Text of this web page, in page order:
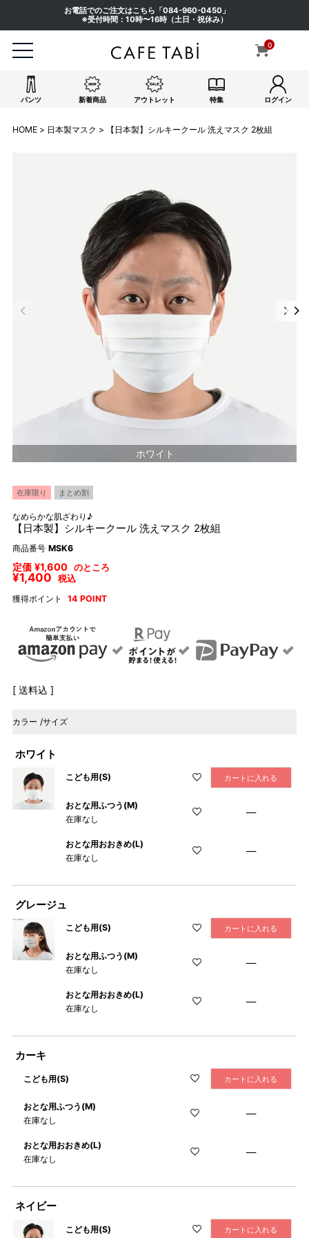
お電話でのご注文はこちら「084-960-0450 」
※受付時間：10時〜16時（土日・祝休み）
0
パンツ 新着商品 アウトレット 特集 ログイン
HOME 日本製マスク 【日本製】シルキークール 洗えマスク 2枚組
ホワイト
在庫限り まとめ割
なめらかな肌ざわり♪
【日本製】シルキークール 洗えマスク 2枚組
商品番号 MSK6
定価 ¥1,600 のところ
¥1,400 税込
獲得ポイント 14 POINT
送料込
カラー サイズ
ホワイト
こども用(S) カートに入れる
おとな用ふつう(M)
在庫なし
—
おとな用おおきめ(L)
在庫なし
—
グレージュ
こども用(S) カートに入れる
おとな用ふつう(M)
在庫なし
—
おとな用おおきめ(L)
在庫なし
—
カーキ
こども用(S) カートに入れる
おとな用ふつう(M)
在庫なし
—
おとな用おおきめ(L)
在庫なし
—
ネイビー
こども用(S) カートに入れる